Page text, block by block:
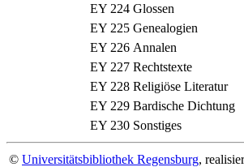
EY 224 Glossen
EY 225 Genealogien
EY 226 Annalen
EY 227 Rechtstexte
EY 228 Religiöse Literatur
EY 229 Bardische Dichtung
EY 230 Sonstiges
© Universitätsbibliothek Regensburg,